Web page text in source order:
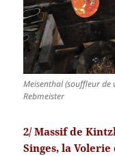
Meisenthal (souffleur de
Rebmeister
2/ Massif de
Singes, la